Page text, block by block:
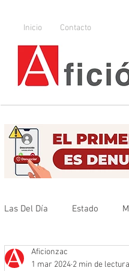
Inicio Contacto
Las Del Día Estado
Que no se olvide
Aficionzac
1 mar 2024 2 min de lectura